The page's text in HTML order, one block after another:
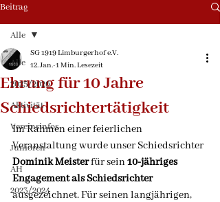
Beitrag
Alle
2025/2026
Aktivität
Vereinsinfos
Junioren
AH
2023/2024
Alle
Ehrung für 10 Jahre
Schiedsrichtertätigkeit
SG 1919 Limburgerhof e.V.
12. Jan. 1 Min. Lesezeit
Im Rahmen einer feierlichen
Veranstaltung wurde unser Schiedsrichter
Dominik Meister für sein 10-jähriges
Engagement als Schiedsrichter
ausgezeichnet. Für seinen langjährigen,